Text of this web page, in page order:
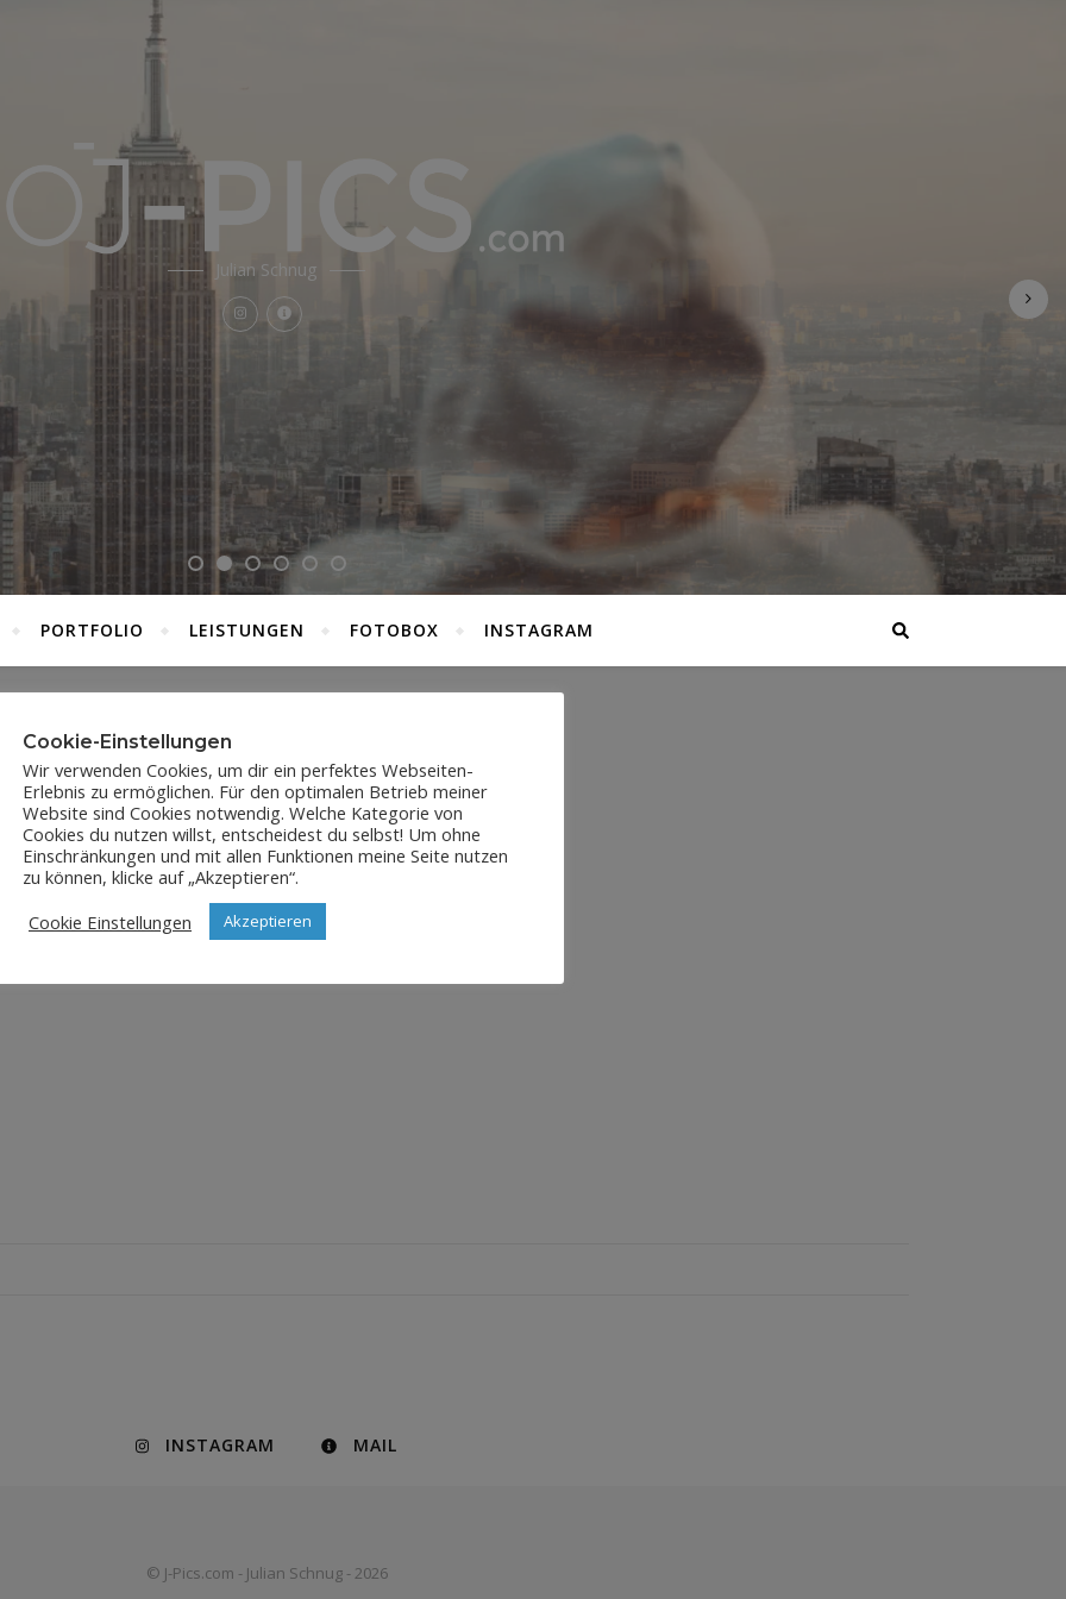
Julian Schnug
PORTFOLIO LEISTUNGEN FOTOBOX INSTAGRAM
JPX_1637
1. Januar 2026
INSTAGRAM MAIL
© J-Pics.com - Julian Schnug - 2026
Cookie-Einstellungen
Wir verwenden Cookies, um dir ein perfektes Webseiten-
Erlebnis zu ermöglichen. Für den optimalen Betrieb meiner
Website sind Cookies notwendig. Welche Kategorie von
Cookies du nutzen willst, entscheidest du selbst! Um ohne
Einschränkungen und mit allen Funktionen meine Seite nutzen
zu können, klicke auf „Akzeptieren“.
Cookie Einstellungen
Akzeptieren